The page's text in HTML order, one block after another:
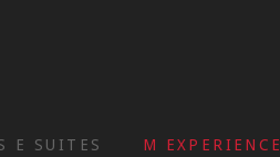
E SUITES M EXPERIENCE